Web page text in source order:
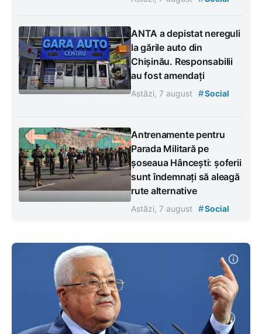
ANTA a depistat nereguli
la gările auto din
Chișinău. Responsabilii
au fost amendați
Astăzi, 7 august #Social
Antrenamente pentru
Parada Militară pe
șoseaua Hâncești: șoferii
sunt îndemnați să aleagă
rute alternative
Astăzi, 7 august #Social